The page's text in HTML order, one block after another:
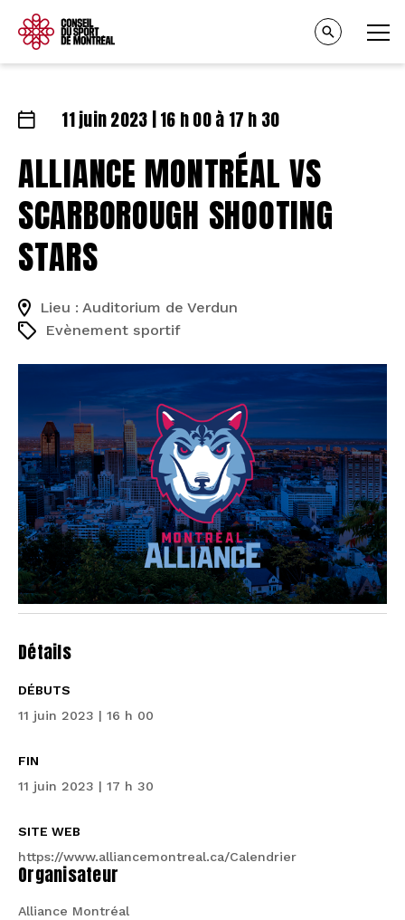
11 juin 2023 | 16 h 00 à 17 h 30
ALLIANCE MONTRÉAL VS
SCARBOROUGH SHOOTING
STARS
Lieu : Auditorium de Verdun
Evènement sportif
Détails
DÉBUTS
11 juin 2023 | 16 h 00
FIN
11 juin 2023 | 17 h 30
SITE WEB
https://www.alliancemontreal.ca/Calendrier
Organisateur
Alliance Montréal